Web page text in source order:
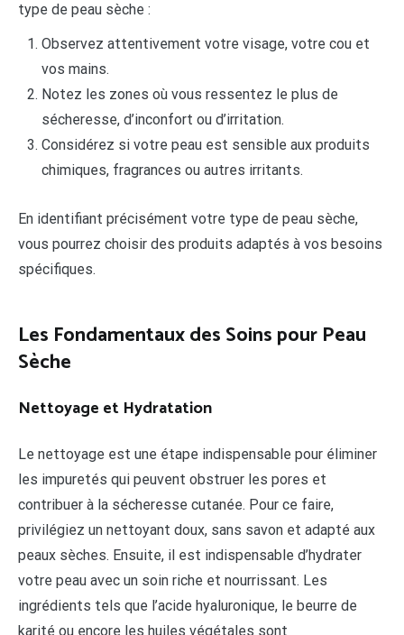
type de peau sèche :
Observez attentivement votre visage, votre cou et
vos mains.
Notez les zones où vous ressentez le plus de
sécheresse, d’inconfort ou d’irritation.
Considérez si votre peau est sensible aux produits
chimiques, fragrances ou autres irritants.
En identifiant précisément votre type de peau sèche,
vous pourrez choisir des produits adaptés à vos besoins
spécifiques.
Les Fondamentaux des Soins pour Peau
Sèche
Nettoyage et Hydratation
Le nettoyage est une étape indispensable pour éliminer
les impuretés qui peuvent obstruer les pores et
contribuer à la sécheresse cutanée. Pour ce faire,
privilégiez un nettoyant doux, sans savon et adapté aux
peaux sèches. Ensuite, il est indispensable d’hydrater
votre peau avec un soin riche et nourrissant. Les
ingrédients tels que l’acide hyaluronique, le beurre de
karité ou encore les huiles végétales sont